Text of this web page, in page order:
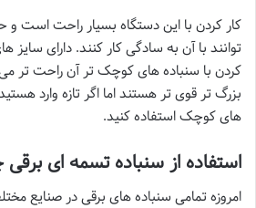
کار کردن با این دستگاه بسیار راحت است و
توانند با آن به سادگی کار کنند. دارای
کردن با سنباده های کوچک تر آن راحت تر می
بزرگ تر قوی تر هستند اما اگر تازه وارد
های کوچک استفاده کنید.
استفاده از سنباده تسمه ای برقی
امروزه تمامی سنباده های برقی در صنایع